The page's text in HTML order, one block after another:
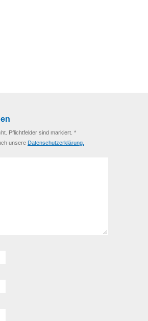
Pflichtfelder sind markiert. *
unsere Datenschutzerklärung.